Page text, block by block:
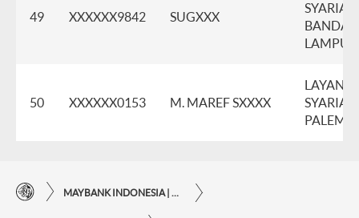
49 XXXXXX9842 SUGXXX
SYARIAH
BANDAR
50 XXXXXX0153 M. MAREF SXXXX
SYARIAH